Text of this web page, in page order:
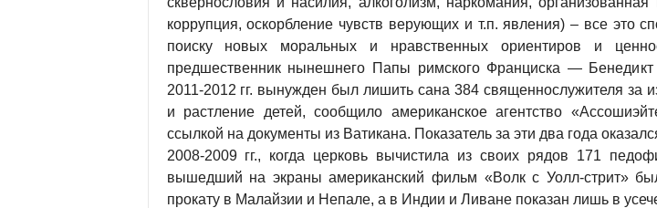
коррупция, оскорбление чувств верующих и т.п. явления) – все это
поиску новых моральных и нравственных ориентиров и
предшественник нынешнего Папы римского Франциска — Бенедикт
2011-2012 гг. вынужден был лишить сана 384 священнослужителя за
и растление детей, сообщило американское агентство
ссылкой на документы из Ватикана. Показатель за эти два года
2008-2009 гг., когда церковь вычистила из своих рядов 171
вышедший на экраны американский фильм «Волк с Уолл-стрит»
прокату в Малайзии и Непале, а в Индии и Ливане показан лишь в